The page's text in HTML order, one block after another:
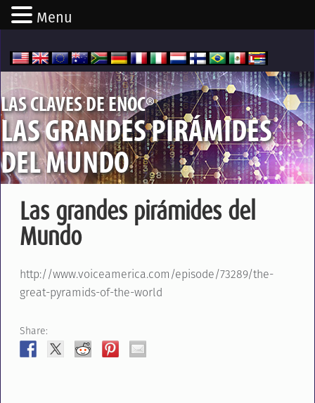
LAS CLAVES DE ENOC®
LAS GRANDES PIRÁMIDES
DEL MUNDO
Las grandes pirámides del
Mundo
http://www.voiceamerica.com/episode/73289/the-
great-pyramids-of-the-world
Share:
Menu